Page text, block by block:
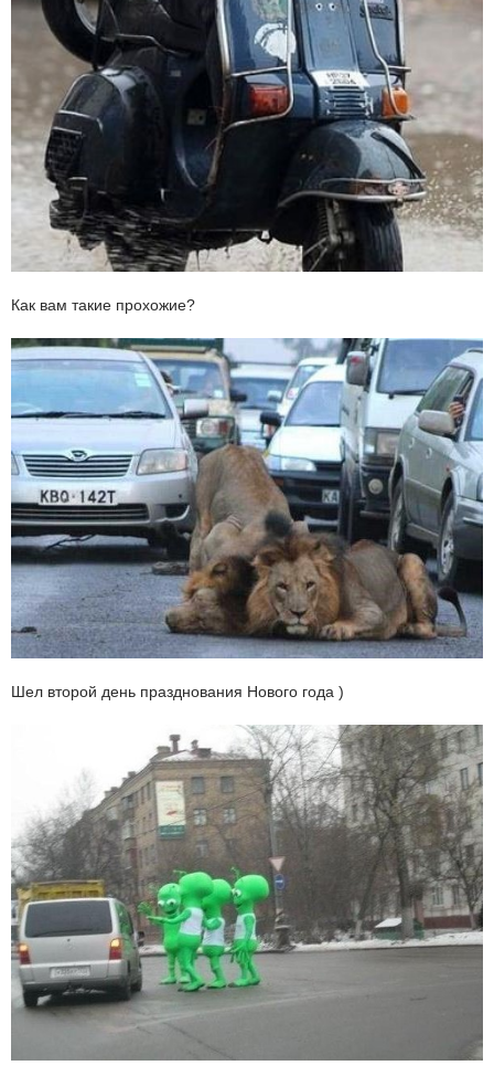
Как вам такие прохожие?
Шел второй день празднования Нового года )